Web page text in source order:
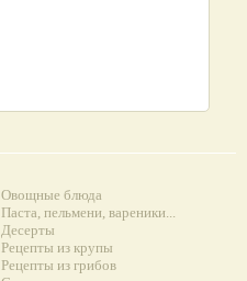
Овощные блюда
Паста, пельмени, вареники...
Десерты
Рецепты из крупы
Рецепты из грибов